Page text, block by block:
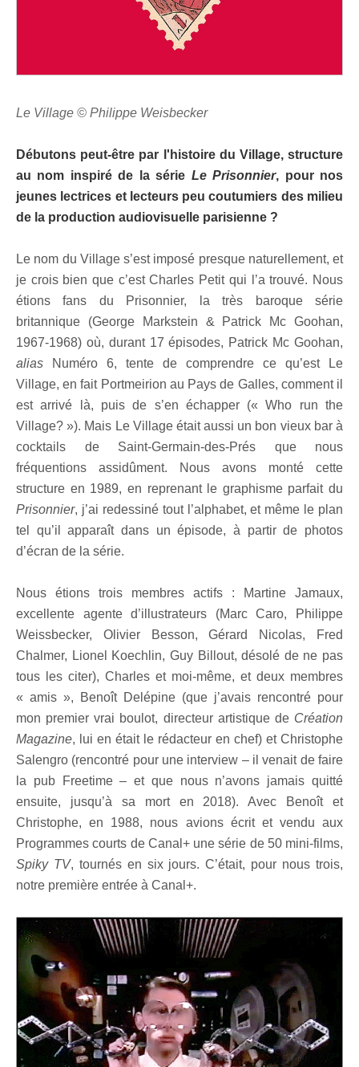
Le Village © Philippe Weisbecker
Débutons peut-être par l'histoire du Village, structure
au nom inspiré de la série Le Prisonnier, pour nos
jeunes lectrices et lecteurs peu coutumiers des milieu
de la production audiovisuelle parisienne ?
Le nom du Village s’est imposé presque naturellement, et
je crois bien que c’est Charles Petit qui l’a trouvé. Nous
étions fans du Prisonnier, la très baroque série
britannique (George Markstein & Patrick Mc Goohan,
1967-1968) où, durant 17 épisodes, Patrick Mc Goohan,
alias Numéro 6, tente de comprendre ce qu’est Le
Village, en fait Portmeirion au Pays de Galles, comment il
est arrivé là, puis de s’en échapper (« Who run the
Village? »). Mais Le Village était aussi un bon vieux bar à
cocktails de Saint-Germain-des-Prés que nous
fréquentions assidûment. Nous avons monté cette
structure en 1989, en reprenant le graphisme parfait du
Prisonnier, j’ai redessiné tout l’alphabet, et même le plan
tel qu’il apparaît dans un épisode, à partir de photos
d’écran de la série.
Nous étions trois membres actifs : Martine Jamaux,
excellente agente d’illustrateurs (Marc Caro, Philippe
Weissbecker, Olivier Besson, Gérard Nicolas, Fred
Chalmer, Lionel Koechlin, Guy Billout, désolé de ne pas
tous les citer), Charles et moi-même, et deux membres
« amis », Benoît Delépine (que j’avais rencontré pour
mon premier vrai boulot, directeur artistique de Création
Magazine, lui en était le rédacteur en chef) et Christophe
Salengro (rencontré pour une interview – il venait de faire
la pub Freetime – et que nous n’avons jamais quitté
ensuite, jusqu’à sa mort en 2018). Avec Benoît et
Christophe, en 1988, nous avions écrit et vendu aux
Programmes courts de Canal+ une série de 50 mini-films,
Spiky TV, tournés en six jours. C’était, pour nous trois,
notre première entrée à Canal+.